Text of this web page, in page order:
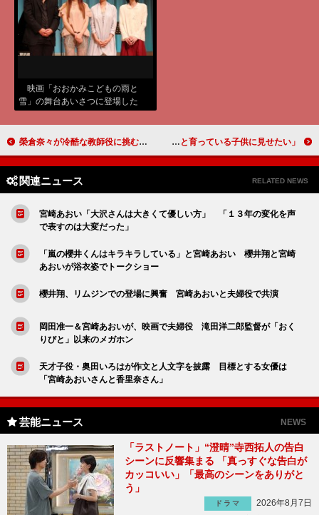
映画「おおかみこどもの雨と
雪」の舞台あいさつに登場した
い、アン・サリー、高木正勝氏
榮倉奈々が冷酷な教師役に挑む 自身との共通点は「腹黒いところ」
相田翔子「あっという間に」デビューから２４年 「すくすくと育っている子供に見せたい」
関連ニュース RELATED NEWS
宮崎あおい「大沢さんは大きくて優しい方」 「１３年の変化を声
で表すのは大変だった」
「嵐の櫻井くんはキラキラしている」と宮崎あおい 櫻井翔と宮崎
あおいが浴衣姿でトークショー
櫻井翔、リムジンでの登場に興奮 宮崎あおいと夫婦役で共演
岡田准一＆宮崎あおいが、映画で夫婦役 滝田洋二郎監督が「おく
りびと」以来のメガホン
天才子役・奥田いろはが作文と人文字を披露 目標とする女優は
「宮崎あおいさんと香里奈さん」
芸能ニュース NEWS
「ラストノート」“澄晴”寺西拓人の告白
シーンに反響集まる 「真っすぐな告白が
カッコいい」「最高のシーンをありがと
う」
ドラマ
2026年8月7日